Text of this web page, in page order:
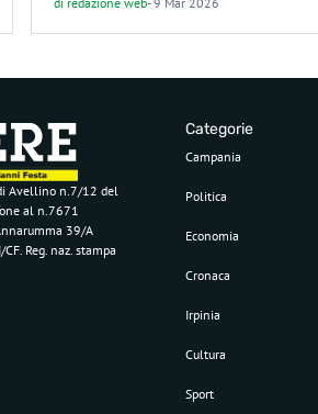
Avellino n.7/12 del
al n.7671
39/A
Reg. naz. stampa
Categorie
Campania
Politica
Economia
Cronaca
Irpinia
Cultura
Sport